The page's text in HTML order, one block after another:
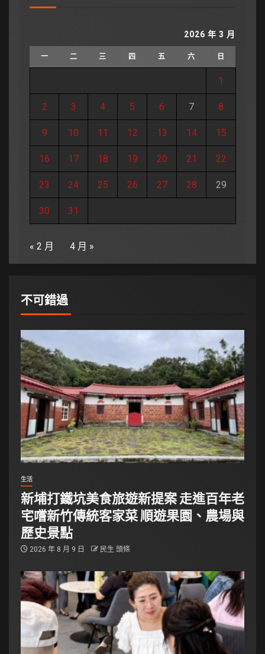
2026 年 3 月
一 二 三 四 五 六 日
1
2 3 4 5 6 7 8
9 10 11 12 13 14 15
16 17 18 19 20 21 22
23 24 25 26 27 28 29
30 31
« 2 月 4 月 »
不可錯過
生活
新埔打鐵坑美食旅遊新提案 走進百年老
宅嚐新竹傳統客家菜 順遊果園、農場與
歷史景點
2026 年 8 月 9 日 民生 頭條